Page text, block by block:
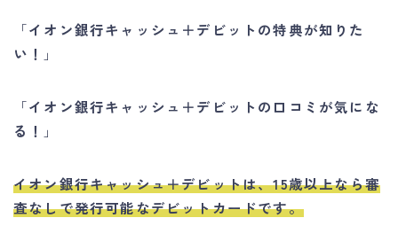
「イオン銀行キャッシュ＋デビットの特典が知りた
い！ 」
「イオン銀行キャッシュ＋デビットの口コミが気にな
る！ 」
イオン銀行キャッシュ＋デビットは、15歳以上なら審
査なしで発行可能なデビットカードです。